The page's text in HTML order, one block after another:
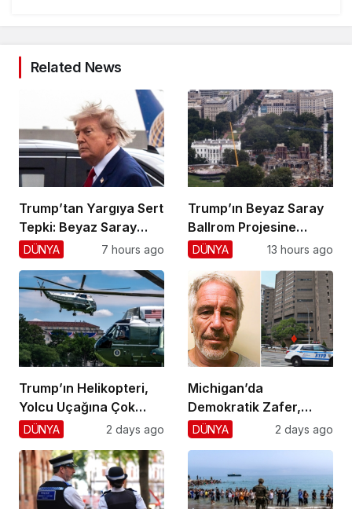
Related News
Trump’tan Yargıya Sert
Tepki: Beyaz Saray
Krizi!
DÜNYA 7 hours ago
Trump’ın Beyaz Saray
Ballrom Projesine
Durdurma
DÜNYA 13 hours ago
Trump’ın Helikopteri,
Yolcu Uçağına Çok
Yaklaştı!
DÜNYA 2 days ago
Michigan’da
Demokratik Zafer,
Cumhuriyetçilere
DÜNYA 2 days ago